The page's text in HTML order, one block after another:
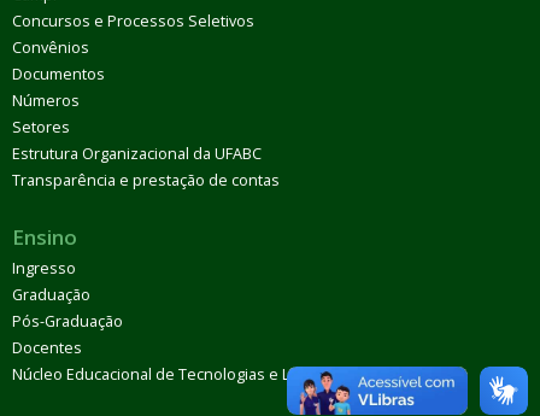
Concursos e Processos Seletivos
Convênios
Documentos
Números
Setores
Estrutura Organizacional da UFABC
Transparência e prestação de contas
Ensino
Ingresso
Graduação
Pós-Graduação
Docentes
Núcleo Educacional de Tecnologias e Línguas (Netel)